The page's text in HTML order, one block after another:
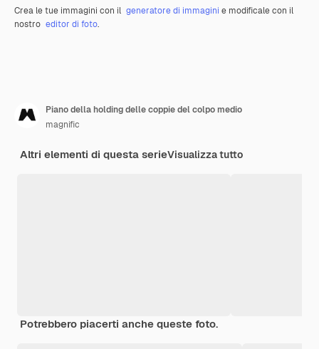
Crea le tue immagini con il generatore di immagini e modificale con il
nostro editor di foto.
Piano della holding delle coppie del colpo medio
magnific
Altri elementi di questa serieVisualizza tutto
Potrebbero piacerti anche queste foto.